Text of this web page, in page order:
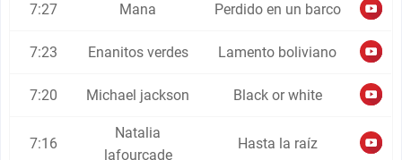
7:27 Mana Perdido en un barco
7:23 Enanitos verdes Lamento boliviano
7:20 Michael jackson Black or white
7:16
Natalia
lafourcade
Hasta la raíz